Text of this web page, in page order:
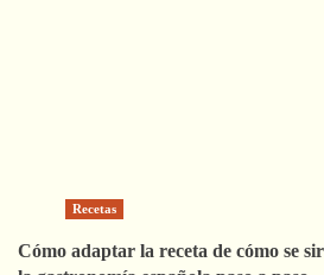
Recetas
Cómo adaptar la receta de cómo se